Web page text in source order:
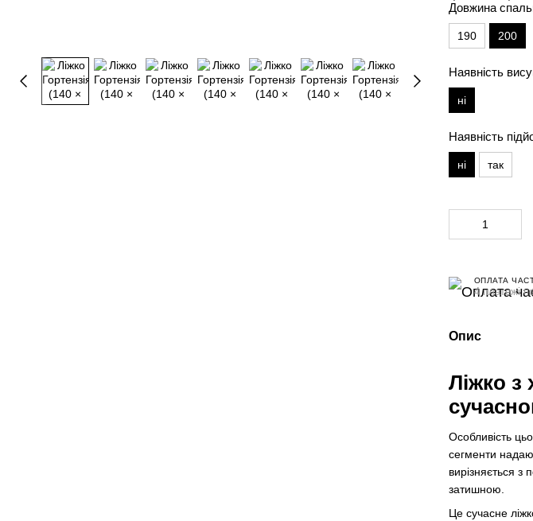
Довжина
190 200
Наявність
ні
Наявність
ні так
ОПЛАТА
4 платежі
Опис
Ліжко з
Особливість
сегменти
вирізняється з
затишною.
Це сучасне